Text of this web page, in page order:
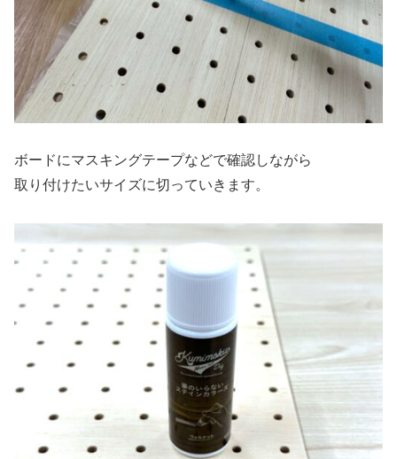
ボードにマスキングテープなどで確認しながら
取り付けたいサイズに切っていきます。